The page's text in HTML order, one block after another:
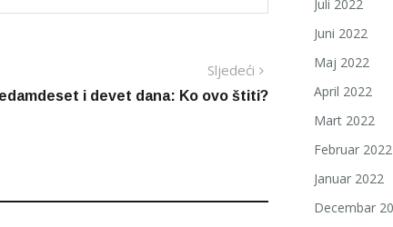
Sljedeći
Sljedeća
vijest
i devet dana: Ko ovo štiti?
Juli 2022
Juni 2022
Maj 2022
April 2022
Mart 2022
Februar 2022
Januar 2022
Decembar